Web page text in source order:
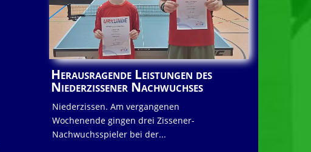
Herausragende Leistungen des
Niederzissener Nachwuchses
Niederzissen. Am vergangenen
Wochenende gingen drei Zissener-
Nachwuchsspieler bei der...